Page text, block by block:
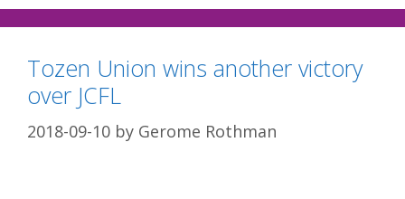
Tozen Union wins another victory
over JCFL
2018-09-10 by Gerome Rothman